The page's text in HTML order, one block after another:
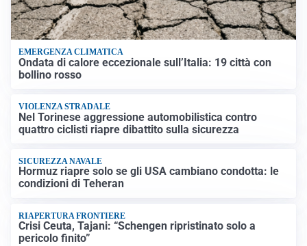
EMERGENZA CLIMATICA
Ondata di calore eccezionale sull’Italia: 19 città con
bollino rosso
VIOLENZA STRADALE
Nel Torinese aggressione automobilistica contro
quattro ciclisti riapre dibattito sulla sicurezza
SICUREZZA NAVALE
Hormuz riapre solo se gli USA cambiano condotta: le
condizioni di Teheran
RIAPERTURA FRONTIERE
Crisi Ceuta, Tajani: “Schengen ripristinato solo a
pericolo finito”